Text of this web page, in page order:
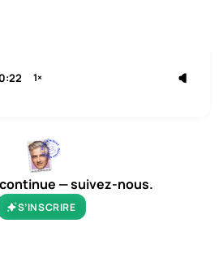
1×
— suivez-nous.
S’INSCRIRE